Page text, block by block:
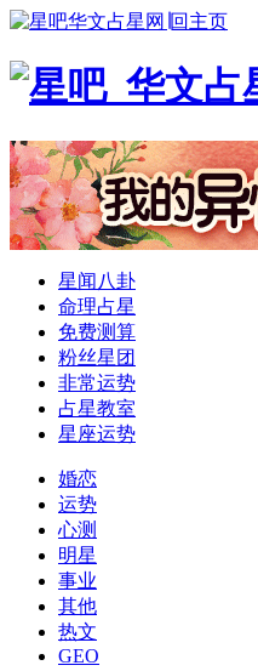
华文占星网∣回主页
星闻八卦
命理占星
免费测算
粉丝星团
非常运势
占星教室
星座运势
婚恋
运势
心测
明星
事业
其他
热文
GEO